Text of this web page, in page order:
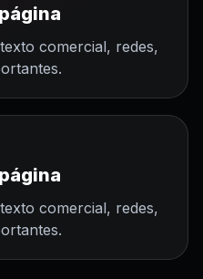
comercial, redes,
comercial, redes,